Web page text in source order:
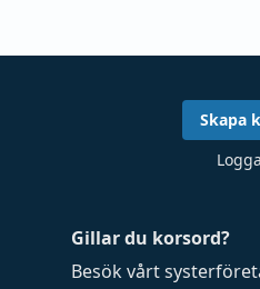
Gillar du korsord?
Besök vårt
Skapa